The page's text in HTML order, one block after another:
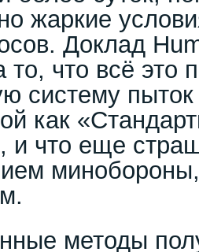
жаркие
Доклад
то, что всё это
систему
как
и что еще
методы